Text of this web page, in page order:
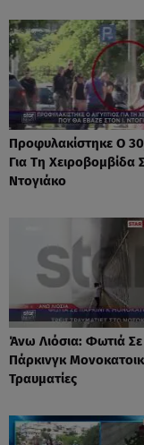
Προφυλακίστηκε Ο
Για Τη Χειροβομβίδα
Ντογιάκο
Άνω Λιόσια: Φωτιά Σε
Πάρκινγκ
Τραυματίες